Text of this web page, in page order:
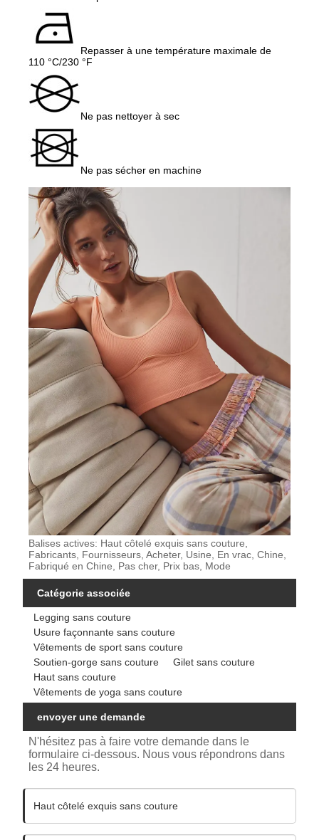
Repasser à une température maximale de
110 °C/230 °F
Ne pas nettoyer à sec
Ne pas sécher en machine
Balises actives: Haut côtelé exquis sans couture,
Fabricants, Fournisseurs, Acheter, Usine, En vrac, Chine,
Fabriqué en Chine, Pas cher, Prix bas, Mode
Catégorie associée
Legging sans couture
Usure façonnante sans couture
Vêtements de sport sans couture
Soutien-gorge sans couture
Gilet sans couture
Haut sans couture
Vêtements de yoga sans couture
envoyer une demande
N'hésitez pas à faire votre demande dans le
formulaire ci-dessous. Nous vous répondrons dans
les 24 heures.